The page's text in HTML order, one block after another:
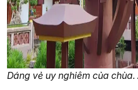
Dáng vẻ uy nghiêm của chùa.